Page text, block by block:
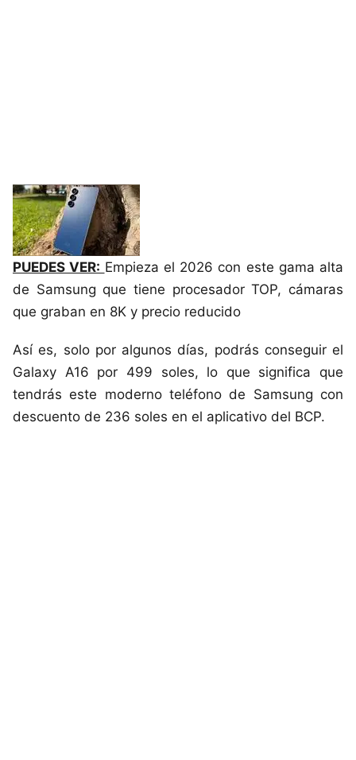
PUEDES VER: Empieza el 2026 con este gama alta
de Samsung que tiene procesador TOP, cámaras
que graban en 8K y precio reducido
Así es, solo por algunos días, podrás conseguir el
Galaxy A16 por 499 soles, lo que significa que
tendrás este moderno teléfono de Samsung con
descuento de 236 soles en el aplicativo del BCP.